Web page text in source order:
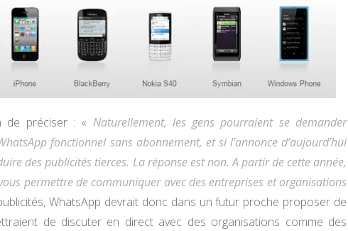
de préciser : « Naturellement, les gens pourraient se demander
fonctionnel sans abonnement, et si l’annonce d’aujourd’hui
des publicités tierces. La réponse est non. A partir de cette année,
permettre de communiquer avec des entreprises et organisations
WhatsApp devrait donc dans un futur proche proposer de
de discuter en direct avec des organisations comme des